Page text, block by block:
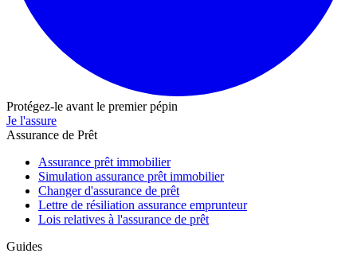
Protégez-le avant le premier pépin
Je l'assure
Assurance de Prêt
Assurance prêt immobilier
Simulation assurance prêt immobilier
Changer d'assurance de prêt
Lettre de résiliation assurance emprunteur
Lois relatives à l'assurance de prêt
Guides